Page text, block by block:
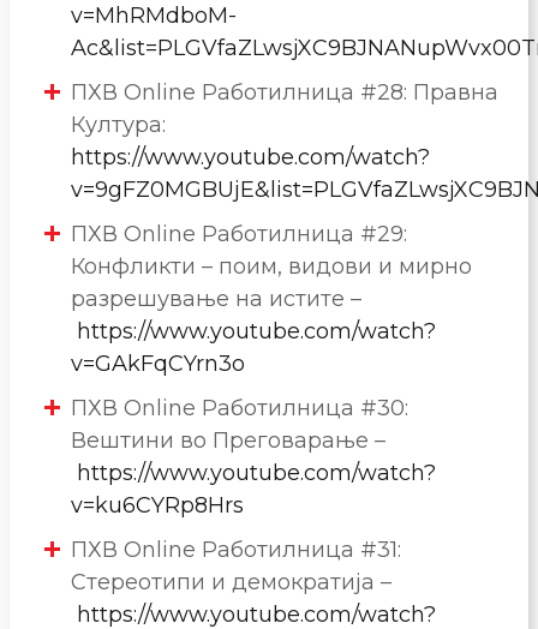
v=MhRMdboM-
ПХВ Online Работилница #28: Правна
Култура:
https://www.youtube.com/watch?
ПХВ Online Работилница #29:
Конфликти – поим, видови и мирно
разрешување на истите –
https://www.youtube.com/watch?
v=GAkFqCYrn3o
ПХВ Online Работилница #30:
Вештини во Преговарање –
https://www.youtube.com/watch?
v=ku6CYRp8Hrs
ПХВ Online Работилница #31:
Стереотипи и демократија –
https://www.youtube.com/watch?